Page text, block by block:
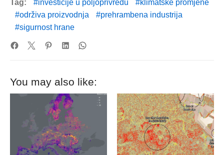
Tag: investicije u poljoprivredu
klimatske promjene
održiva proizvodnja
prehrambena industrija
sigurnost hrane
You may also like: